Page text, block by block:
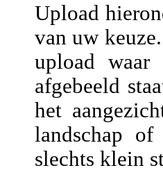
Upload
van uw
upload
afgebeeld
het
landschap
slechts klein